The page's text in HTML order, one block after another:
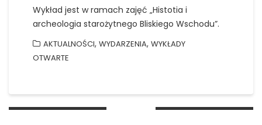
Wykład jest w ramach zajęć „Histotia i
archeologia starożytnego Bliskiego Wschodu”.
AKTUALNOŚCI, WYDARZENIA, WYKŁADY
OTWARTE
Nawigacja